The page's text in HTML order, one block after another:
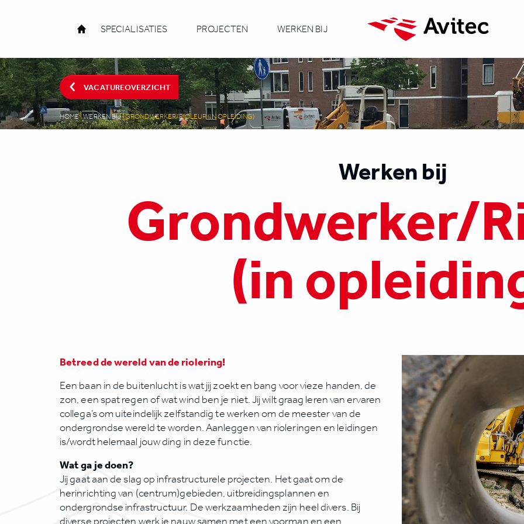
SPECIALISATIES PROJECTEN WERKEN BIJ
VACATUREOVERZICHT
HOME|WERKEN BIJ|GRONDWERKER/RIOLEUR (IN OPLEIDING)
Werken bij
Grondwerker/
(in
Betreed de wereld van de riolering!
Een baan in de buitenlucht is wat jij zoekt en bang voor vieze handen, de
zon, een spat regen of wat wind ben je niet. Jij wilt graag leren van ervaren
collega’s om uiteindelijk zelfstandig te werken om de meester van de
ondergrondse wereld te worden. Aanleggen van rioleringen en leidingen
is/wordt helemaal jouw ding in deze functie.
Wat ga je doen?
Jij gaat aan de slag op infrastructurele projecten. Het gaat om de
herinrichting van (centrum)gebieden, uitbreidingsplannen en
ondergrondse infrastructuur. De werkzaamheden zijn heel divers. Bij
diverse projecten werk je nauw samen met een voorman en een